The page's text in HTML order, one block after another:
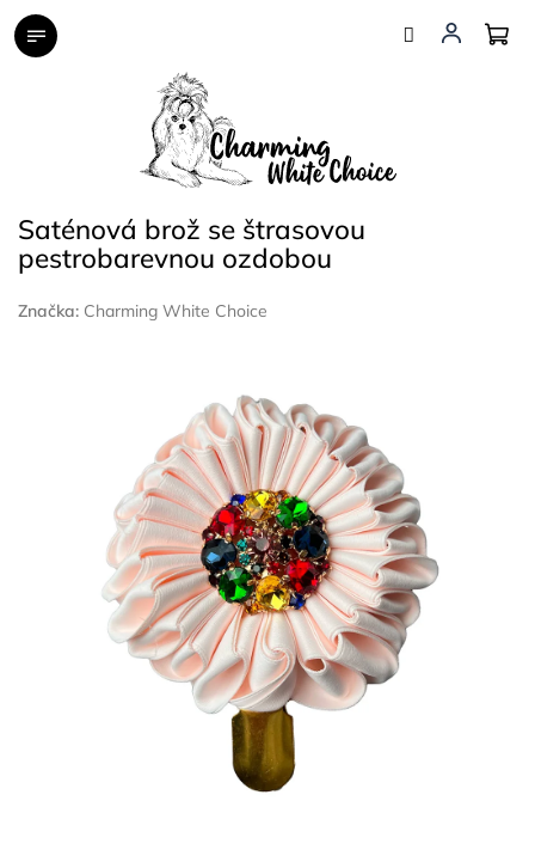
Přejít
na
Saténová brož se štrasovou
pestrobarevnou ozdobou
Značka: Charming White Choice